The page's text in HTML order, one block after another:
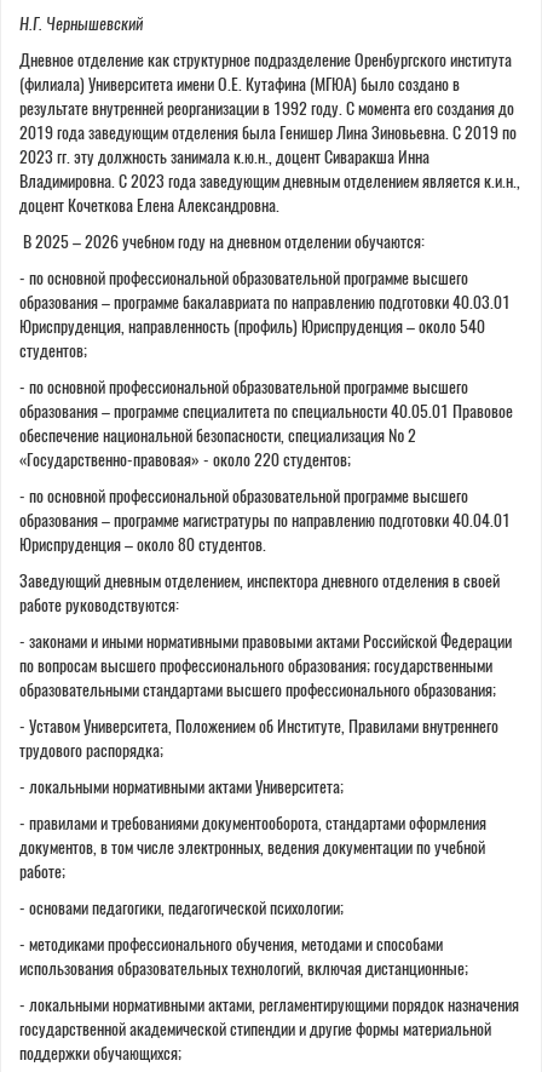
Н.Г. Чернышевский
Дневное отделение как структурное подразделение Оренбургского института
(филиала) Университета имени О.Е. Кутафина (МГЮА) было создано в
результате внутренней реорганизации в 1992 году. С момента его создания до
2019 года заведующим отделения была Генишер Лина Зиновьевна. С 2019 по
2023 гг. эту должность занимала к.ю.н., доцент Сиваракша Инна
Владимировна. С 2023 года заведующим дневным отделением является к.и.н.,
доцент Кочеткова Елена Александровна.
В 2025 – 2026 учебном году на дневном отделении обучаются:
- по основной профессиональной образовательной программе высшего
образования – программе бакалавриата по направлению подготовки 40.03.01
Юриспруденция, направленность (профиль) Юриспруденция – около 540
студентов;
- по основной профессиональной образовательной программе высшего
образования – программе специалитета по специальности 40.05.01 Правовое
обеспечение национальной безопасности, специализация № 2
«Государственно-правовая» - около 220 студентов;
- по основной профессиональной образовательной программе высшего
образования – программе магистратуры по направлению подготовки 40.04.01
Юриспруденция – около 80 студентов.
Заведующий дневным отделением, инспектора дневного отделения в своей
работе руководствуются:
- законами и иными нормативными правовыми актами Российской Федерации
по вопросам высшего профессионального образования; государственными
образовательными стандартами высшего профессионального образования;
- Уставом Университета, Положением об Институте, Правилами внутреннего
трудового распорядка;
- локальными нормативными актами Университета;
- правилами и требованиями документооборота, стандартами оформления
документов, в том числе электронных, ведения документации по учебной
работе;
- основами педагогики, педагогической психологии;
- методиками профессионального обучения, методами и способами
использования образовательных технологий, включая дистанционные;
- локальными нормативными актами, регламентирующими порядок назначения
государственной академической стипендии и другие формы материальной
поддержки обучающихся;